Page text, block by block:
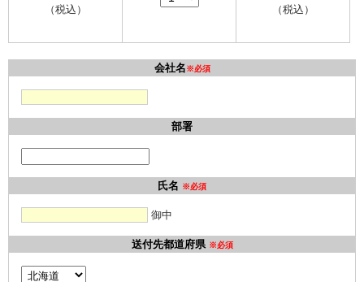
（税込）
（税込）
会社名※必須
部署
氏名 ※必須
御中
送付先都道府県 ※必須